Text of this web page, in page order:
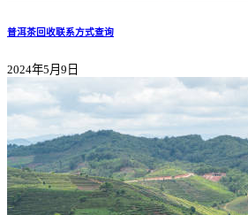
普洱茶回收联系方式查询
2024年5月9日